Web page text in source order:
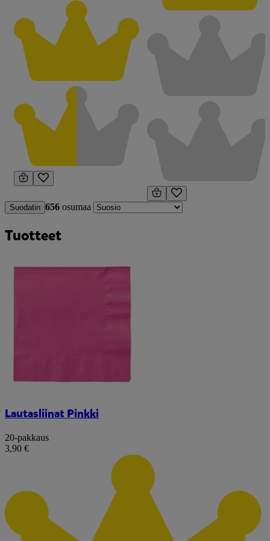
Suodatin 656 osumaa
Tuotteet
Lautasliinat Pinkki
20-pakkaus
3,90 €